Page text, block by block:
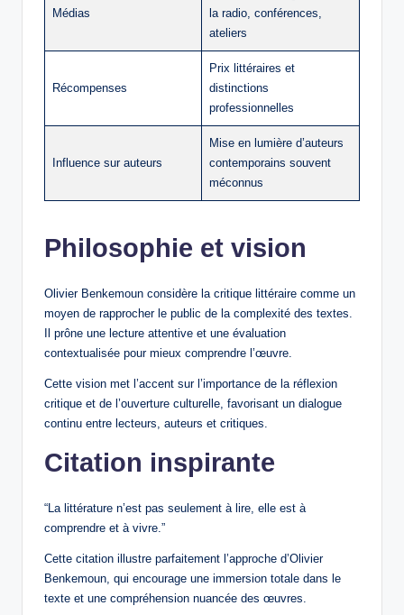
Médias
la radio, conférences,
ateliers
Récompenses
Prix littéraires et
distinctions
professionnelles
Influence sur auteurs
Mise en lumière d’auteurs
contemporains souvent
méconnus
Philosophie et vision
Olivier Benkemoun considère la critique littéraire comme un
moyen de rapprocher le public de la complexité des textes.
Il prône une lecture attentive et une évaluation
contextualisée pour mieux comprendre l’œuvre.
Cette vision met l’accent sur l’importance de la réflexion
critique et de l’ouverture culturelle, favorisant un dialogue
continu entre lecteurs, auteurs et critiques.
Citation inspirante
“La littérature n’est pas seulement à lire, elle est à
comprendre et à vivre.”
Cette citation illustre parfaitement l’approche d’Olivier
Benkemoun, qui encourage une immersion totale dans le
texte et une compréhension nuancée des œuvres.